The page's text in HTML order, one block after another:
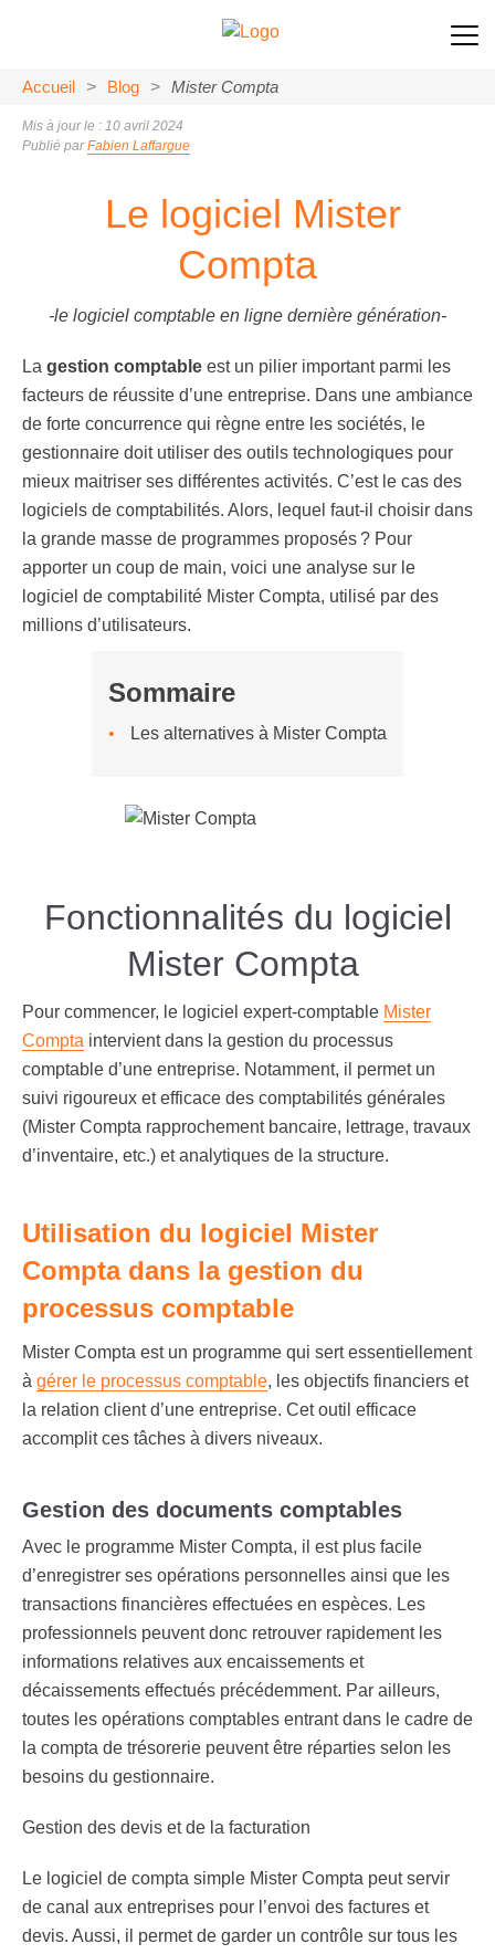
Accueil > Blog > Mister Compta
Mis à jour le : 10 avril 2024
Publié parFabien Laffargue
Le logiciel Mister
Compta
-le logiciel comptable en ligne dernière génération-
La gestion comptable est un pilier important parmi les
facteurs de réussite d’une entreprise. Dans une ambiance
de forte concurrence qui règne entre les sociétés, le
gestionnaire doit utiliser des outils technologiques pour
mieux maitriser ses différentes activités. C’est le cas des
logiciels de comptabilités. Alors, lequel faut-il choisir dans
la grande masse de programmes proposés ? Pour
apporter un coup de main, voici une analyse sur le
logiciel de comptabilité Mister Compta, utilisé par des
millions d’utilisateurs.
Sommaire
Les alternatives à Mister Compta
Fonctionnalités du logiciel
Mister Compta
Pour commencer, le logiciel expert-comptable Mister
Compta intervient dans la gestion du processus
comptable d’une entreprise. Notamment, il permet un
suivi rigoureux et efficace des comptabilités générales
(Mister Compta rapprochement bancaire, lettrage, travaux
d’inventaire, etc.) et analytiques de la structure.
Utilisation du logiciel Mister
Compta dans la gestion du
processus comptable
Mister Compta est un programme qui sert essentiellement
à gérer le processus comptable, les objectifs financiers et
la relation client d’une entreprise. Cet outil efficace
accomplit ces tâches à divers niveaux.
Gestion des documents comptables
Avec le programme Mister Compta, il est plus facile
d’enregistrer ses opérations personnelles ainsi que les
transactions financières effectuées en espèces. Les
professionnels peuvent donc retrouver rapidement les
informations relatives aux encaissements et
décaissements effectués précédemment. Par ailleurs,
toutes les opérations comptables entrant dans le cadre de
la compta de trésorerie peuvent être réparties selon les
besoins du gestionnaire.
Gestion des devis et de la facturation
Le l ogiciel de compta simple Mister Compta peut servir
de canal aux entreprises pour l’envoi des factures et
devis. Aussi, il permet de garder un contrôle sur tous les